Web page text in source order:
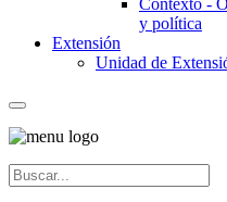
y política
Extensión
Unidad de